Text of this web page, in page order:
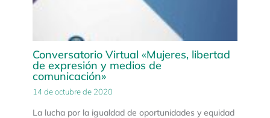
Conversatorio Virtual «Mujeres, libertad
de expresión y medios de
comunicación»
14 de octubre de 2020
La lucha por la igualdad de oportunidades y equidad